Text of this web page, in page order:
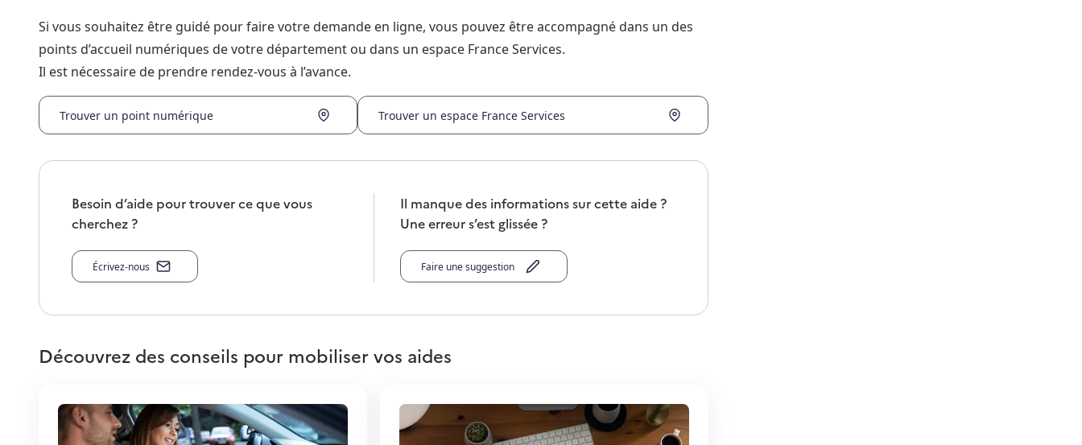
Si vous souhaitez être guidé pour faire votre demande en ligne, vous pouvez être accompagné dans un des
points d’accueil numériques de votre département ou dans un espace France Services.
Il est nécessaire de prendre rendez-vous à l’avance.
Trouver un point numérique Trouver un espace France Services
Besoin d’aide pour trouver ce que vous
cherchez ?
Écrivez-nous
Il manque des informations sur cette aide ?
Une erreur s’est glissée ?
Faire une suggestion
Découvrez des conseils pour mobiliser vos aides